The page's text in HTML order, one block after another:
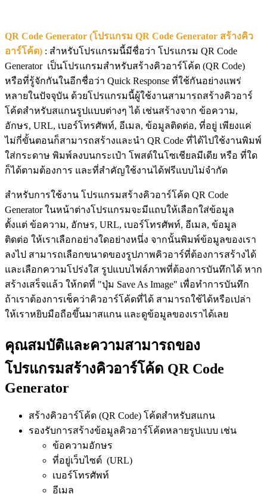
QR Code Generator (โปรแกรม QR Code Generator สร้างคิว
อาร์โค้ด) : สำหรับโปรแกรมนี้มีชื่อว่า โปรแกรม QR Code
Generator เป็นโปรแกรมสำหรับสร้างคิวอาร์โค้ด (QR Code)
หรือที่รู้จักกันในอีกชื่อว่า Quick Response ที่ใช้กันอย่างแพร่
หลายในปัจจุบัน ด้วยโปรแกรมนี้ผู้ใช้งานสามารถสร้างคิวอาร์
โค้ดสำหรับสแกนรูปแบบต่างๆ ได้ เช่นสร้างจาก ข้อความ,
อักษร, URL, เบอร์โทรศัพท์, อีเมล, ข้อมูลติดต่อ, ที่อยู่ เพียงแค่
ไม่กี่ขั้นตอนก็สามารถสร้างและนำ QR Code ที่ได้ไปใช้งานพิมพ์
ใส่กระดาษ พิมพ์ลงบนกระเป๋า โพสต์ในโซเชียลมีเดีย หรือ ที่ใด
ก็ได้ตามต้องการ และที่สำคัญใช้งานได้ฟรีแบบไม่จำกัด
สำหรับการใช้งาน โปรแกรมสร้างคิวอาร์โค้ด QR Code
Generator ในหน้าต่างโปรแกรมจะมีแถบให้เลือกใส่ข้อมูล
ตั้งแต่ ข้อความ, อักษร, URL, เบอร์โทรศัพท์, อีเมล, ข้อมูล
ติดต่อ ให้เราเลือกอย่างใดอย่างหนึ่ง จากนั้นพิมพ์ข้อมูลของเรา
ลงไป สามารถเลือกขนาดของรูปภาพคิวอาร์ที่ต้องการสร้างได้
และเลือกความโปร่งใส รูปแบบไฟล์ภาพที่ต้องการบันทึกได้ หาก
สร้างเสร็จแล้ว ให้กดที่ "ปุ่ม Save As Image" เพื่อทำการบันทึก
ถ้าเราต้องการเช็คว่าคิวอาร์โค้ดที่ได้ สามารถใช้ได้หรือเปล่า
ให้เราหยิบมือถือขึ้นมาสแกน และดูข้อมูลของเราได้เลย
คุณสมบัติและความสามารถของ
โปรแกรมสร้างคิวอาร์โค้ด QR Code
Generator
สร้างคิวอาร์โค้ด (QR Code) โค้ดสำหรับสแกน
รองรับการสร้างข้อมูลคิวอาร์โค้ดหลายรูปแบบ เช่น
ข้อความอักษร
ที่อยู่เว็บไซต์ (URL)
เบอร์โทรศัพท์
อีเมล